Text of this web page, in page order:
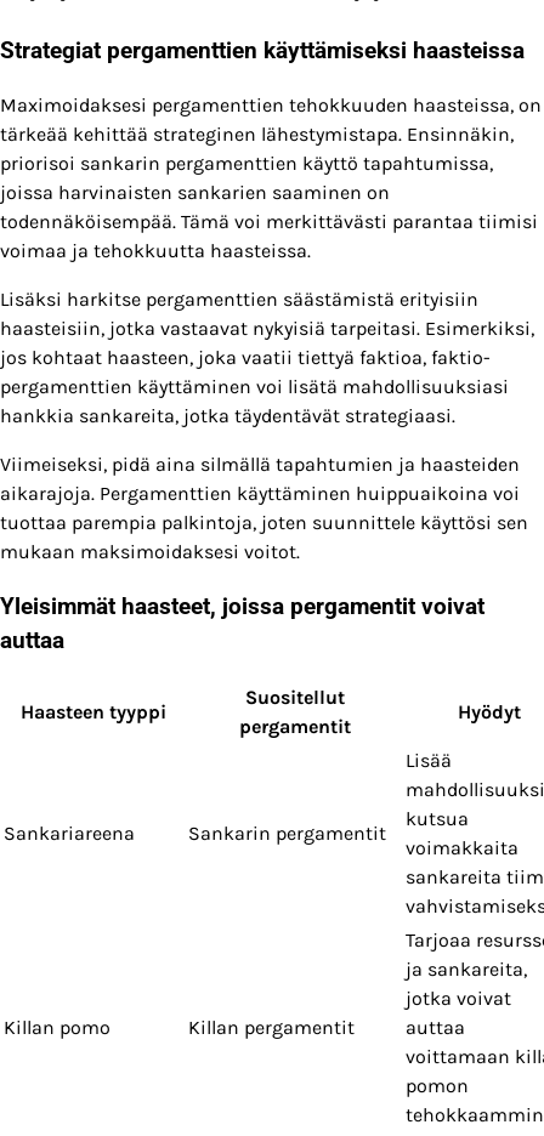
Strategiat pergamenttien käyttämiseksi haasteissa
Maximoidaksesi pergamenttien tehokkuuden haasteissa, on
tärkeää kehittää strateginen lähestymistapa. Ensinnäkin,
priorisoi sankarin pergamenttien käyttö tapahtumissa,
joissa harvinaisten sankarien saaminen on
todennäköisempää. Tämä voi merkittävästi parantaa tiimisi
voimaa ja tehokkuutta haasteissa.
Lisäksi harkitse pergamenttien säästämistä erityisiin
haasteisiin, jotka vastaavat nykyisiä tarpeitasi. Esimerkiksi,
jos kohtaat haasteen, joka vaatii tiettyä faktioa, faktio-
pergamenttien käyttäminen voi lisätä mahdollisuuksiasi
hankkia sankareita, jotka täydentävät strategiaasi.
Viimeiseksi, pidä aina silmällä tapahtumien ja haasteiden
aikarajoja. Pergamenttien käyttäminen huippuaikoina voi
tuottaa parempia palkintoja, joten suunnittele käyttösi sen
mukaan maksimoidaksesi voitot.
Yleisimmät haasteet, joissa pergamentit voivat
auttaa
Haasteen tyyppi
Suositellut
pergamentit
Hyödyt
Sankariareena Sankarin pergamentit
Lisää
kutsua
voimakkaita
sankareita
Killan pomo Killan pergamentit
Tarjoaa
ja sankareita,
jotka voivat
auttaa
voittamaan
pomon